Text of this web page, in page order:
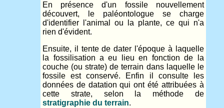
En présence d'un fossile nouvellement
découvert, le paléontologue se charge
d'identifier l'animal ou la plante, ce qui n'a
rien d'évident.
Ensuite, il tente de dater l'époque à laquelle
la fossilisation a eu lieu en fonction de la
couche (ou strate) de terrain dans laquelle le
fossile est conservé. Enfin il consulte les
données de datation qui ont été attribuées à
cette strate, selon la méthode de
stratigraphie du terrain.